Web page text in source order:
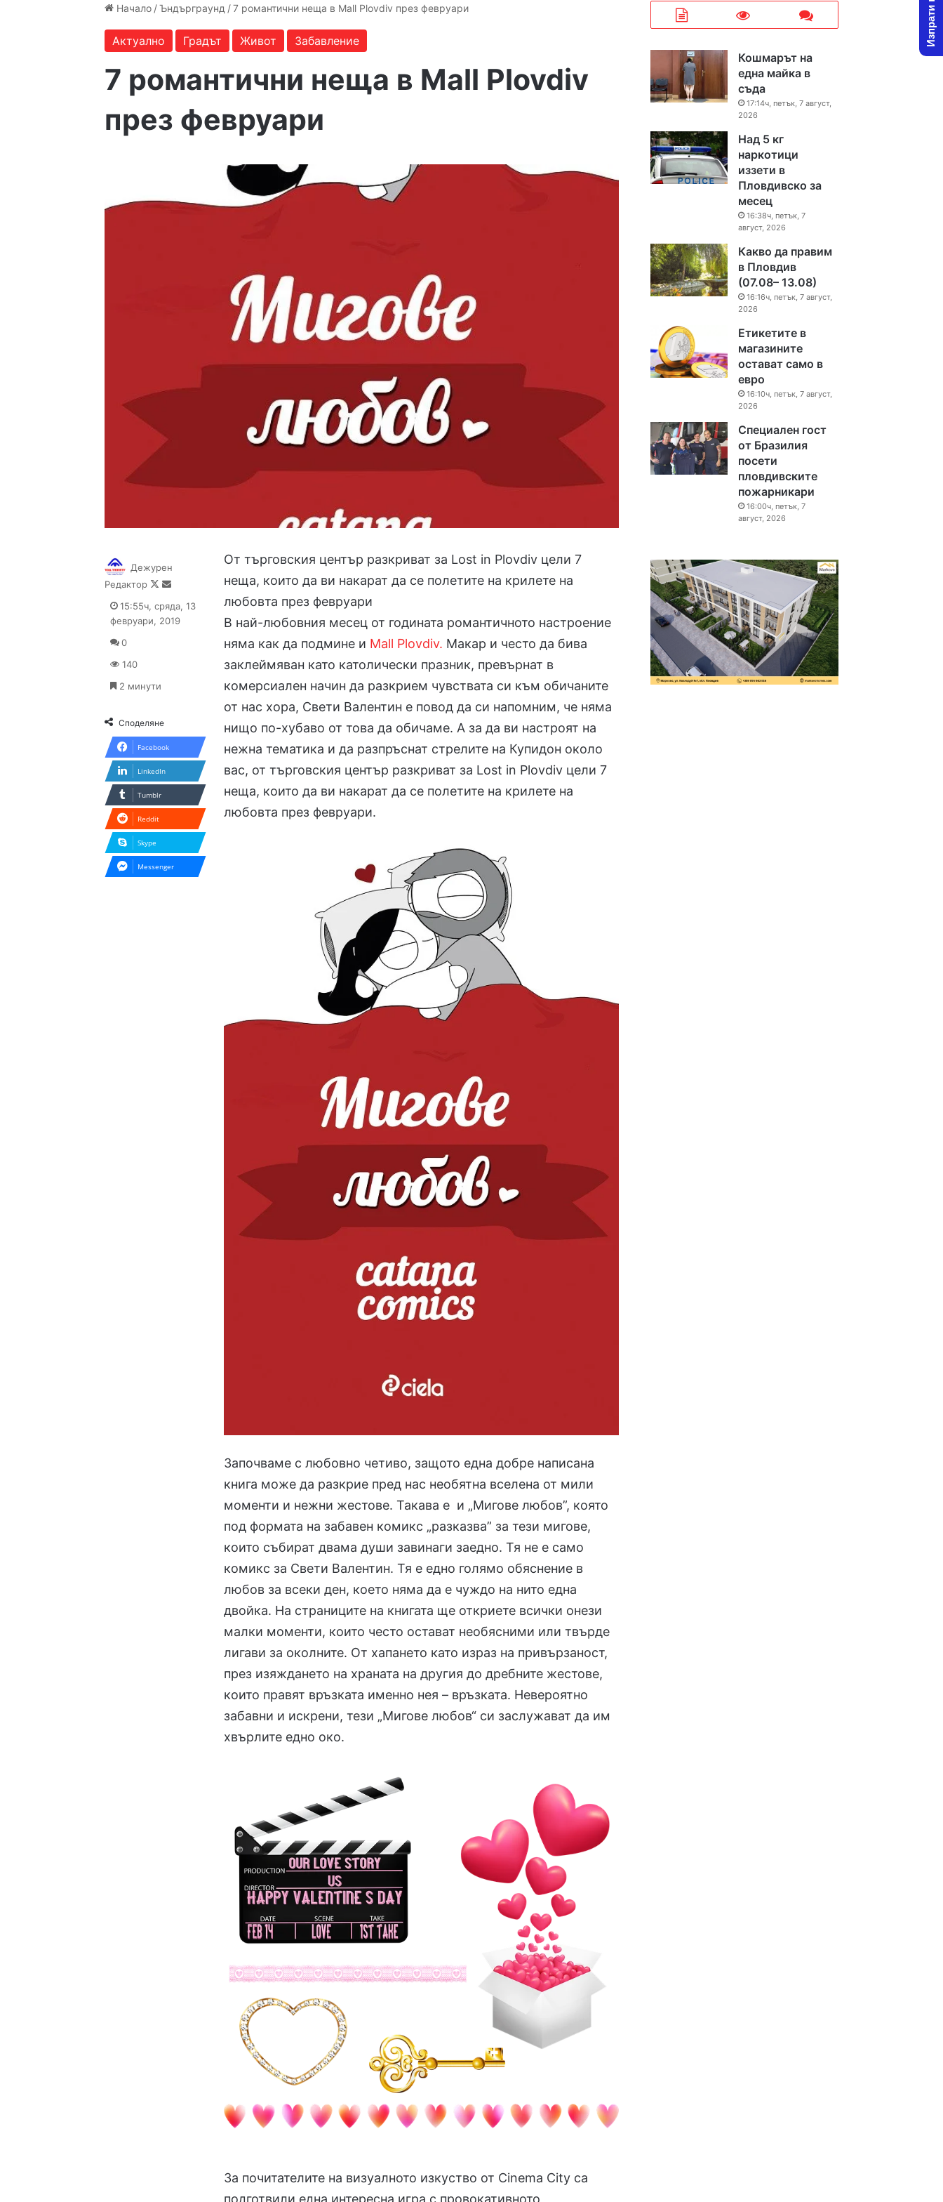
Начало / Ъндърграунд / 7 романтични неща в Mall Plovdiv през февруари
Актуално Градът Живот Забавление
7 романтични неща в Mall Plovdiv
през февруари
От търговския център разкриват за Lost in Plovdiv цели 7
неща, които да ви накарат да се полетите на крилете на
любовта през февруари
В най-любовния месец от годината романтичното настроение
няма как да подмине и Mall Plovdiv. Макар и често да бива
заклеймяван като католически празник, превърнат в
комерсиален начин да разкрием чувствата си към обичаните
от нас хора, Свети Валентин е повод да си напомним, че няма
нищо по-хубаво от това да обичаме. А за да ви настроят на
нежна тематика и да разпръснат стрелите на Купидон около
вас, от търговския център разкриват за Lost in Plovdiv цели 7
неща, които да ви накарат да се полетите на крилете на
любовта през февруари.
Започваме с любовно четиво, защото една добре написана
книга може да разкрие пред нас необятна вселена от мили
моменти и нежни жестове. Такава е и „Мигове любов”, която
под формата на забавен комикс „разказва” за тези мигове,
които събират двама души завинаги заедно. Тя не е само
комикс за Свети Валентин. Тя е едно голямо обяснение в
любов за всеки ден, което няма да е чуждо на нито една
двойка. На страниците на книгата ще откриете всички онези
малки моменти, които често остават необясними или твърде
лигави за околните. От хапането като израз на привързаност,
през изяждането на храната на другия до дребните жестове,
които правят връзката именно нея – връзката. Невероятно
забавни и искрени, тези „Мигове любов“ си заслужават да им
хвърлите едно око.
За почитателите на визуалното изкуство от Cinema City са
подготвили една интересна игра с провокативното
Дежурен
Редактор
Follow
X
Send
email
15:55ч, сряда, 13
февруари, 2019
0
140
2 минути
Споделяне
Facebook
LinkedIn
Tumblr
Reddit
Skype
Messenger
Кошмарът на
една майка в
съда
17:14ч, петък, 7 август,
2026
Над 5 кг
наркотици
иззети в
Пловдивско за
месец
16:38ч, петък, 7
август, 2026
Какво да правим
в Пловдив
(07.08– 13.08)
16:16ч, петък, 7 август,
2026
Етикетите в
магазините
остават само в
евро
16:10ч, петък, 7 август,
2026
Специален гост
от Бразилия
посети
пловдивските
пожарникари
16:00ч, петък, 7
август, 2026